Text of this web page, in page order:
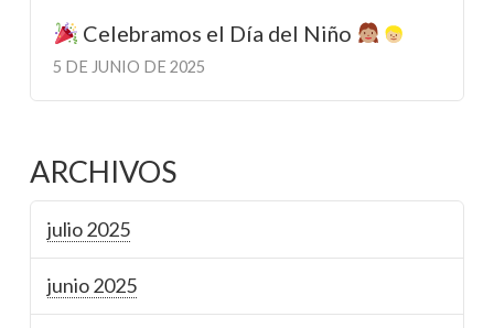
Celebramos el Día del Niño
5 DE JUNIO DE 2025
ARCHIVOS
julio 2025
junio 2025